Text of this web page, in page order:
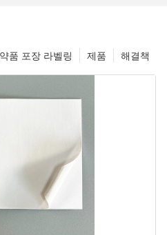
해결책
제품
품 포장 라벨링